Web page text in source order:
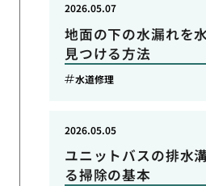
地面の下の水漏れを
見つける方法
2026.05.07
水道修理
ユニットバスの排水
る掃除の基本
2026.05.05